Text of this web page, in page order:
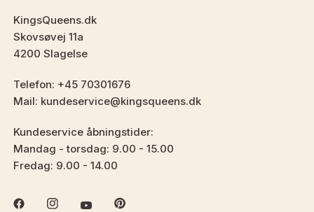
KingsQueens.dk
Skovsøvej 11a
4200 Slagelse
Telefon: +45 70301676
Mail: kundeservice@kingsqueens.dk
Kundeservice åbningstider:
Mandag - torsdag: 9.00 - 15.00
Fredag: 9.00 - 14.00